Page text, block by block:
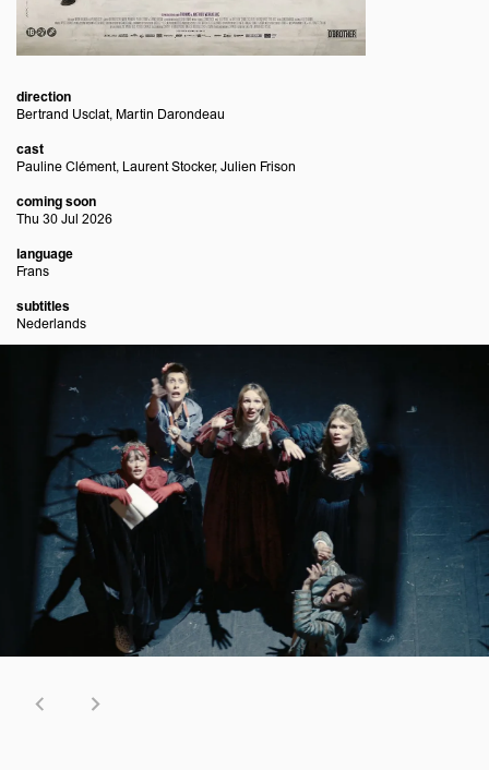
direction
Bertrand Usclat, Martin Darondeau
cast
Pauline Clément, Laurent Stocker, Julien Frison
coming soon
Thu 30 Jul 2026
language
Frans
subtitles
Nederlands